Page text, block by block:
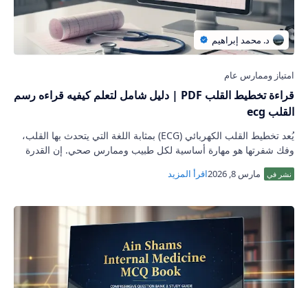
قراءة تخطيط القلب PDF | دليل شامل لتعلم كيفيه قراءه رسم
القلب ecg
يُعد تخطيط القلب الكهربائي (ECG) بمثابة اللغة التي يتحدث بها القلب،
وفك شفرتها هو مهارة أساسية لكل طبيب وممارس صحي. إن القدرة